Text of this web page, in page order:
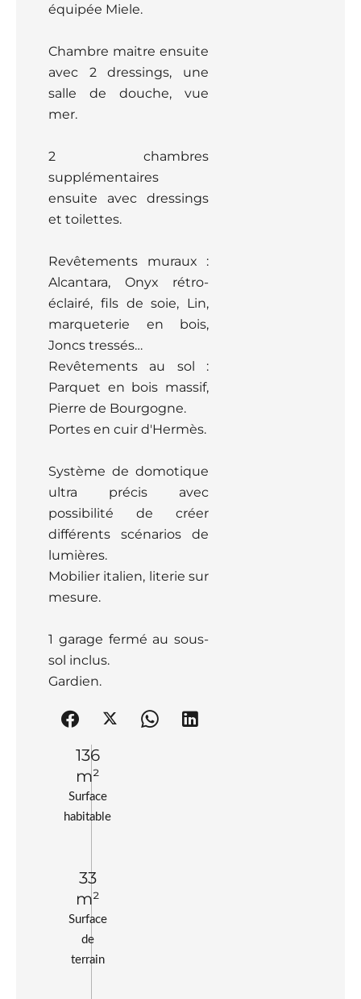
Surface
habitable
136
m²
Surface
de
terrain
33
m²
équipée Miele.
Chambre maitre ensuite
avec 2 dressings, une
salle de douche, vue
mer.
2 chambres
supplémentaires
ensuite avec dressings
et toilettes.
Revêtements muraux :
Alcantara, Onyx rétro-
éclairé, fils de soie, Lin,
marqueterie en bois,
Joncs tressés…
Revêtements au sol :
Parquet en bois massif,
Pierre de Bourgogne.
Portes en cuir d'Hermès.
Système de domotique
ultra précis avec
possibilité de créer
différents scénarios de
lumières.
Mobilier italien, literie sur
mesure.
1 garage fermé au sous-
sol inclus.
Gardien.